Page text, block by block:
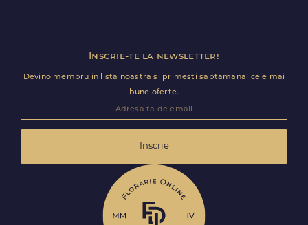
Inscrie-te la newsletter!
Devino membru in lista noastra si primesti saptamanal cele mai
bune oferte.
Inscrie